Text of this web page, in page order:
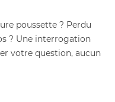
poussette ? Perdu
? Une interrogation
votre question, aucun